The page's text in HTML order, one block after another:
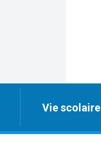
Vie scolaire